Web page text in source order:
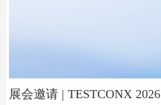
展会邀请 | TESTCONX 2026